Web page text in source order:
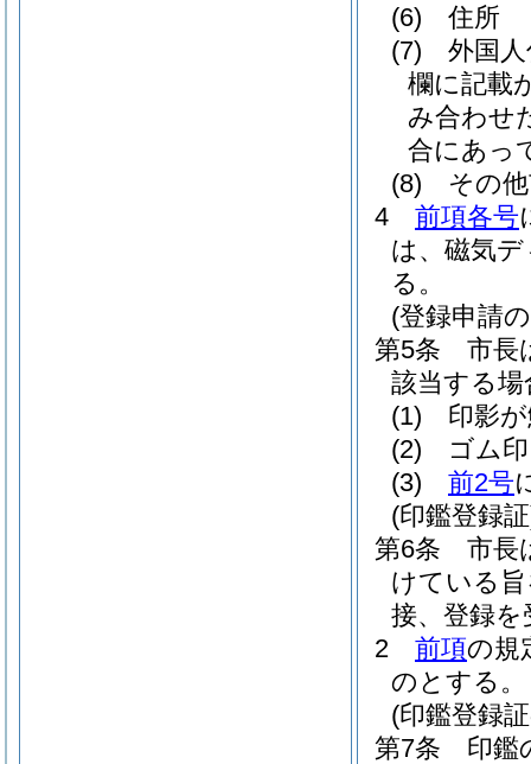
(6)
住所
(7)
外国
欄に記載
み合わせ
合にあっ
(8)
その
4
前項各号
は、磁気
る。
(登録申請
第5条
市長
該当する
(1)
印影
(2)
ゴム
(3)
前2号
(印鑑登録
第6条
市長
けている
接、登録
2
前項の規
のとする。
(印鑑登録
第7条
印鑑